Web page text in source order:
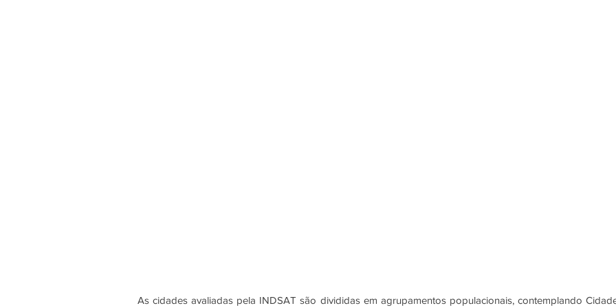
As cidades avaliadas pela INDSAT são divididas em agrupamentos populacionais, contemplando